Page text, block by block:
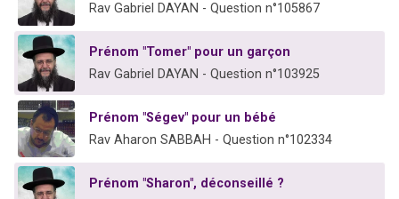
Rav Gabriel DAYAN - Question n°105867
Prénom "Tomer" pour un garçon
Rav Gabriel DAYAN - Question n°103925
Prénom "Ségev" pour un bébé
Rav Aharon SABBAH - Question n°102334
Prénom "Sharon", déconseillé ?